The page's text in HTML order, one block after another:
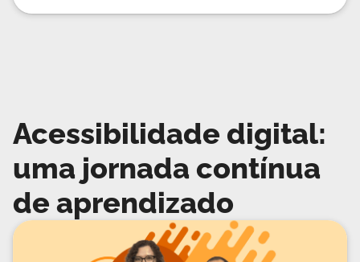
Acessibilidade digital:
uma jornada contínua
de aprendizado